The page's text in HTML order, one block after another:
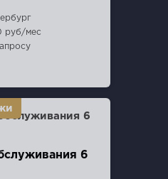
руб/мес
6